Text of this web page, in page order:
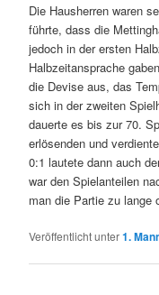
Die Hausherren waren
führte, dass die
jedoch in der ersten
Halbzeitansprache
die Devise aus, das
sich in der zweiten
dauerte es bis zur 70.
erlösenden und
0:1 lautete dann auch
war den Spielanteilen
man die Partie zu lange
Veröffentlicht unter1.